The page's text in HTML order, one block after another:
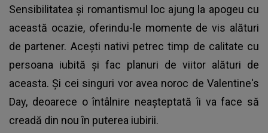
Sensibilitatea și romantismul loc ajung la apogeu cu
această ocazie, oferindu-le momente de vis alături
de partener. Acești nativi petrec timp de calitate cu
persoana iubită și fac planuri de viitor alături de
aceasta. Și cei singuri vor avea noroc de Valentine's
Day, deoarece o întâlnire neașteptată îi va face să
creadă din nou în puterea iubirii.